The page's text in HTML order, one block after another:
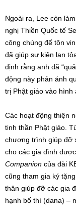
Ngoài ra, Lee còn
nghị Thiền Quốc tế
công chúng để tôn
đã giúp sự kiện lan
định rằng anh đã
động này phản ánh
trị Phật giáo vào hình
Các hoạt động thiện
tinh thần Phật giáo.
chương trình giúp đỡ
cho các gia đình
Companion của đài
cũng tham gia ký
thân giúp đỡ các gia
hạnh bố thí (dana) –